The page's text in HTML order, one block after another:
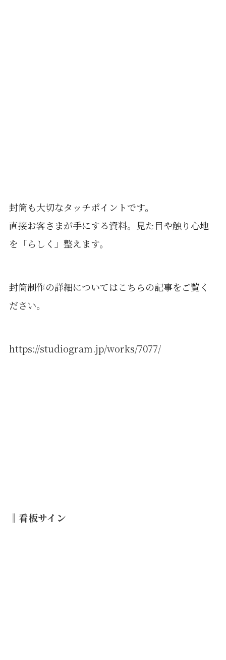
封筒も大切なタッチポイントです。
直接お客さまが手にする資料。見た目や触り心地
を「らしく」整えます。
封筒制作の詳細についてはこちらの記事をご覧く
ださい。
https://studiogram.jp/works/7077/
‖看板サイン